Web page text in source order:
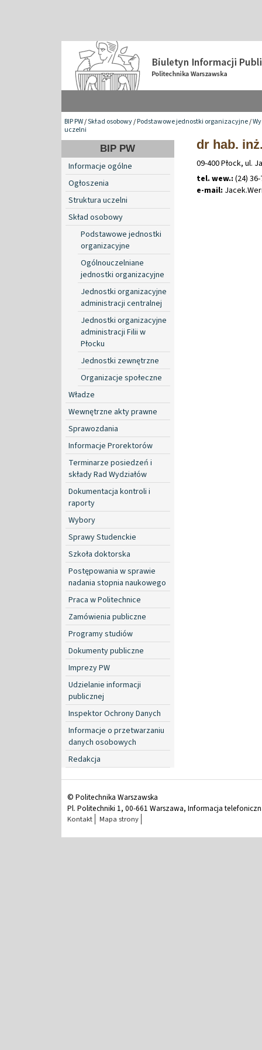
BIP PW/Skład osobowy/Podstawowe jednostki organizacyjne/
uczelni
BIP PW
Informacje ogólne
Ogłoszenia
Struktura uczelni
Skład osobowy
Podstawowe jednostki
organizacyjne
Ogólnouczelniane
jednostki organizacyjne
Jednostki organizacyjne
administracji centralnej
Jednostki organizacyjne
administracji Filii w
Płocku
Jednostki zewnętrzne
Organizacje społeczne
Władze
Wewnętrzne akty prawne
Sprawozdania
Informacje Prorektorów
Terminarze posiedzeń i
składy Rad Wydziałów
Dokumentacja kontroli i
raporty
Wybory
Sprawy Studenckie
Szkoła doktorska
Postępowania w sprawie
nadania stopnia naukowego
Praca w Politechnice
Zamówienia publiczne
Programy studiów
Dokumenty publiczne
Imprezy PW
Udzielanie informacji
publicznej
Inspektor Ochrony Danych
Informacje o przetwarzaniu
danych osobowych
Redakcja
dr hab.
09-400 Płock, ul.
tel. wew.: (24)
e-mail: Jacek.
© Politechnika Warszawska
Pl. Politechniki 1, 00-661 Warszawa, Informacja
Kontakt Mapa strony